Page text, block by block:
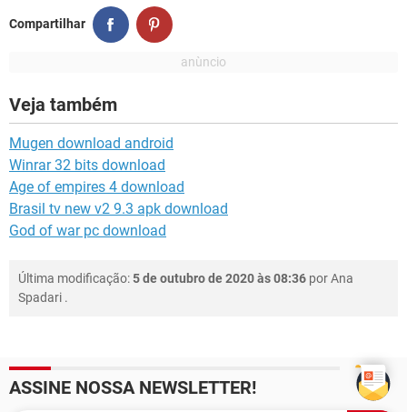
Compartilhar
Veja também
Mugen download android
Winrar 32 bits download
Age of empires 4 download
Brasil tv new v2 9.3 apk download
God of war pc download
Última modificação:5 de outubro de 2020 às 08:36 porAna
Spadari .
ASSINE NOSSA NEWSLETTER!